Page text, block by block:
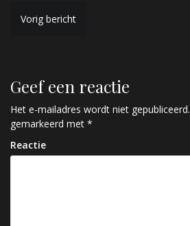
B
i
c
h
t
Vorig bericht
Geef een reactie
Het e-mailadres wordt niet gepubliceerd.
gemarkeerd met *
Reactie